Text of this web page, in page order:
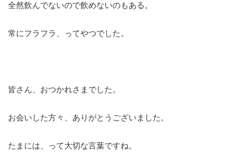
全然飲んでないので飲めないのもある。
常にフラフラ、ってやつでした。
皆さん、おつかれさまでした。
お会いした方々、ありがとうございました。
たまには、って大切な言葉ですね。